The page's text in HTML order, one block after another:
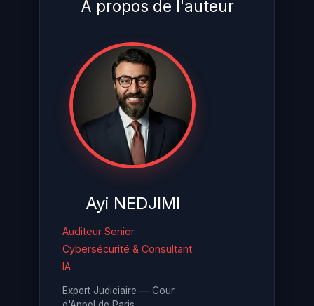
À propos de l'auteur
Ayi NEDJIMI
Auditeur Senior
Cybersécurité & Consultant
IA
Expert Judiciaire — Cour